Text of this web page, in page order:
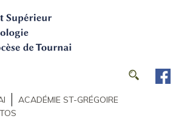
ACADÉMIE ST-GRÉGOIRE